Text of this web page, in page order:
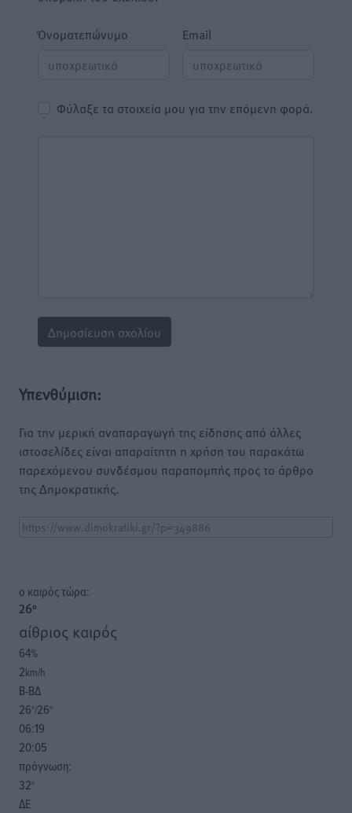
Όνοματεπώνυμο Email
Φύλαξε τα στοιχεία μου για την επόμενη φορά.
Υπενθύμιση:
Για την μερική αναπαραγωγή της είδησης από άλλες
ιστοσελίδες είναι απαραίτητη η χρήση του παρακάτω
παρεχόμενου συνδέσμου παραπομπής προς το άρθρο
της Δημοκρατικής.
o καιρός τώρα:
26°
αίθριος καιρός
64%
2km/h
Β-ΒΔ
26°/26°
06:19
20:05
πρόγνωση:
32°
ΔΕ